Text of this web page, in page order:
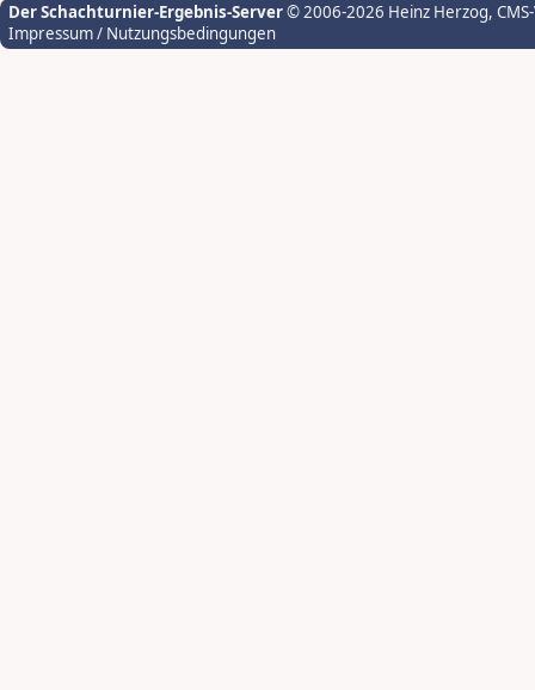
Der Schachturnier-Ergebnis-Server© 2006-2026 Heinz Herzog,
Impressum / Nutzungsbedingungen